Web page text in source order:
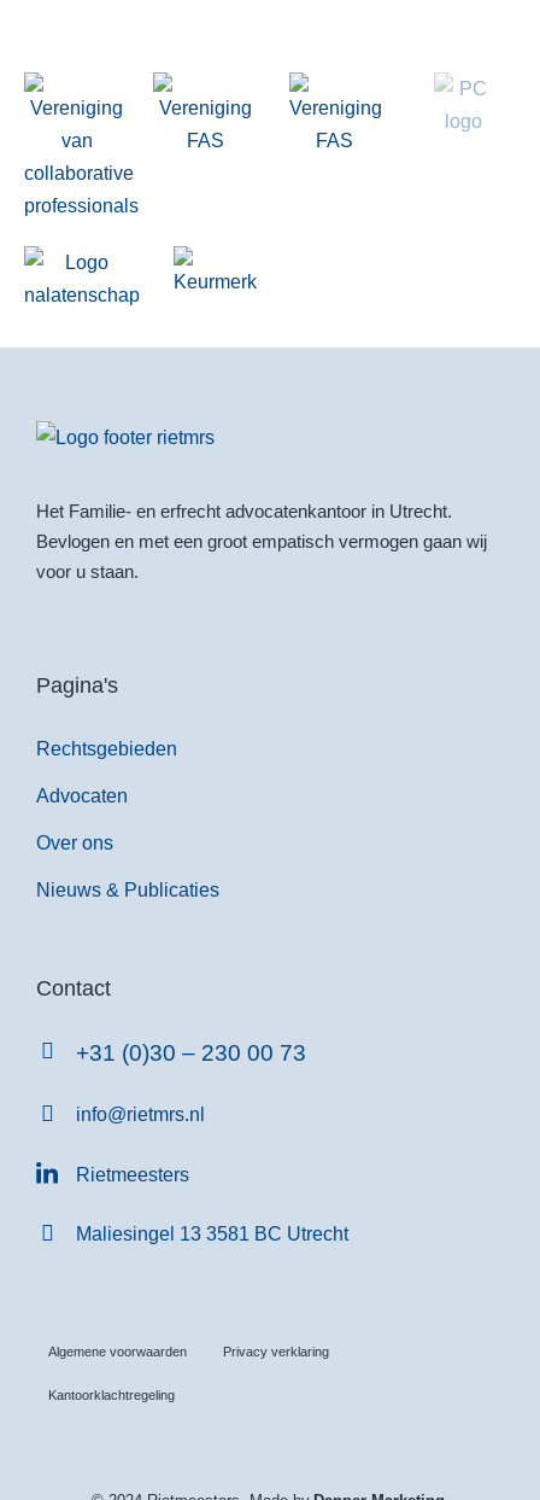
Het Familie- en erfrecht advocatenkantoor in Utrecht.
Bevlogen en met een groot empatisch vermogen gaan wij
voor u staan.
Pagina's
Rechtsgebieden
Advocaten
Over ons
Nieuws & Publicaties
Contact
+31 (0)30 – 230 00 73
info@rietmrs.nl
Rietmeesters
Maliesingel 13 3581 BC Utrecht
Algemene voorwaarden Privacy verklaring
Kantoorklachtregeling